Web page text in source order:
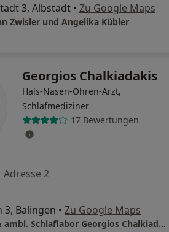
3, Albstadt • Zu Google Maps
Zwisler und Angelika Kübler
Georgios Chalkiadakis
Hals-Nasen-Ohren-Arzt,
Schlafmediziner
17 Bewertungen
Adresse 2
3, Balingen • Zu Google Maps
HNO-Praxis & ambl. Schlaflabor Georgios Chalkiadakis Dr.med. Boris Saul